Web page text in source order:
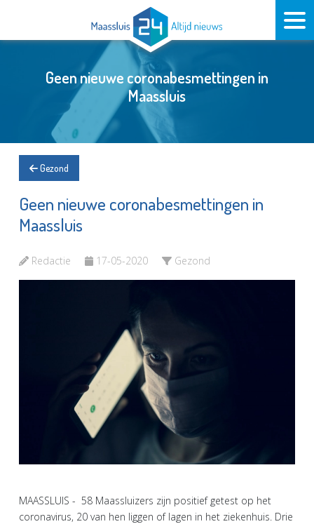
Geen nieuwe coronabesmettingen in
Maassluis
Gezond
Geen nieuwe coronabesmettingen in
Maassluis
Redactie 17-05-2020 Gezond
MAASSLUIS - 58 Maassluizers zijn positief getest op het
coronavirus, 20 van hen liggen of lagen in het ziekenhuis. Drie